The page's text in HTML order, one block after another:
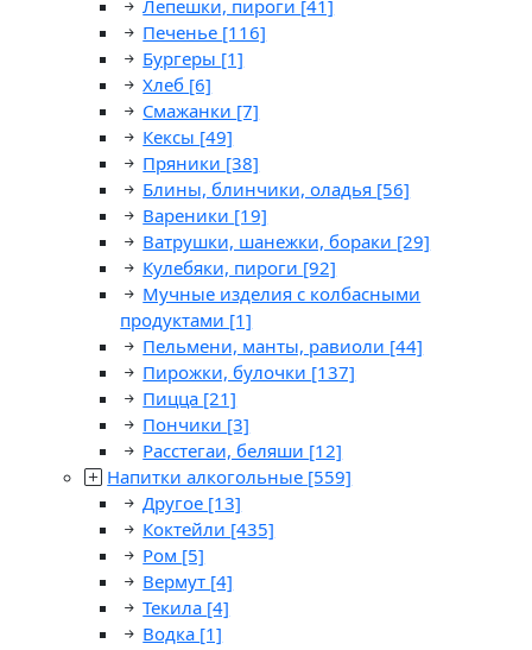
Лепешки, пироги [41]
Печенье [116]
Бургеры [1]
Хлеб [6]
Смажанки [7]
Кексы [49]
Пряники [38]
Блины, блинчики, оладья [56]
Вареники [19]
Ватрушки, шанежки, бораки [29]
Кулебяки, пироги [92]
Мучные изделия с колбасными
продуктами [1]
Пельмени, манты, равиоли [44]
Пирожки, булочки [137]
Пицца [21]
Пончики [3]
Расстегаи, беляши [12]
Напитки алкогольные [559]
Другое [13]
Коктейли [435]
Ром [5]
Вермут [4]
Текила [4]
Водка [1]